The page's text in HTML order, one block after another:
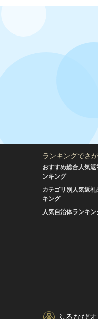
ランキングでさ
おすすめ総合人気返
ンキング
カテゴリ別人気返
キング
人気自治体ランキン